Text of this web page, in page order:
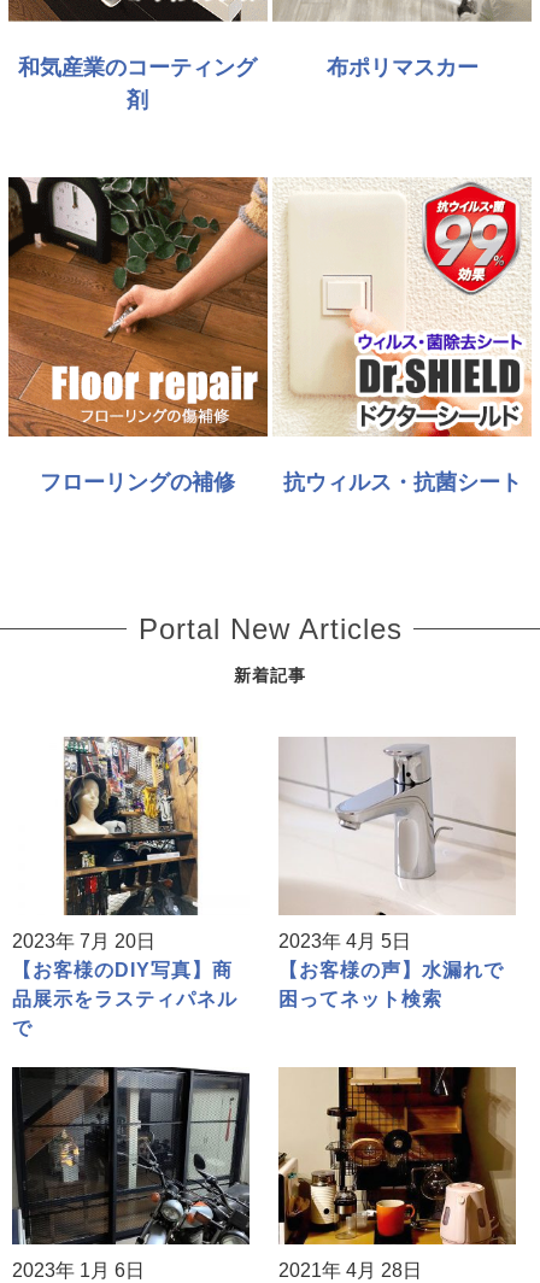
和気産業のコーティング
剤
布ポリマスカー
フローリングの補修 抗ウィルス・抗菌シート
Portal New Articles
新着記事
2023年 7月 20日
【お客様のDIY写真】商
品展示をラスティパネル
で
2023年 4月 5日
【お客様の声】水漏れで
困ってネット検索
2023年 1月 6日
2021年 4月 28日